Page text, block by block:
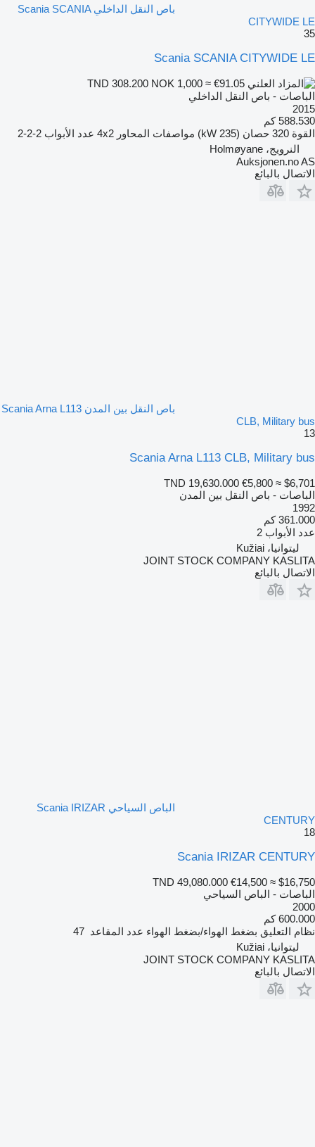
باص النقل الداخلي Scania SCANIA
CITYWIDE LE
35
Scania SCANIA CITYWIDE LE
NOK 1,000 ≈ €91.05
الباصات - باص النقل الداخلي
2015
588.530 كم
القوة 320 حصان (235 kW) مواصفات المحاور 4x2 عدد الأبواب 2-2-2
النرويج، Holmøyane
Auksjonen.no AS
الاتصال بالبائع
باص النقل بين المدن Scania Arna L113
CLB, Military bus
13
Scania Arna L113 CLB, Military bus
TND 19,630.000 €5,800 ≈ $6,701
الباصات - باص النقل بين المدن
1992
361.000 كم
عدد الأبواب 2
ليتوانيا، Kužiai
JOINT STOCK COMPANY KASLITA
الاتصال بالبائع
الباص السياحي Scania IRIZAR
CENTURY
18
Scania IRIZAR CENTURY
TND 49,080.000 €14,500 ≈ $16,750
الباصات - الباص السياحي
2000
600.000 كم
نظام التعليق بضغط الهواء/بضغط الهواء عدد المقاعد 47
ليتوانيا، Kužiai
JOINT STOCK COMPANY KASLITA
الاتصال بالبائع